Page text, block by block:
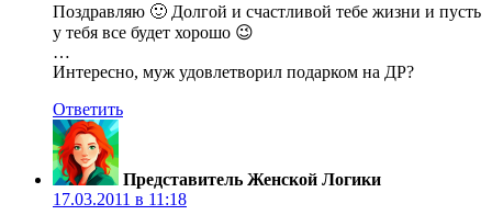
Поздравляю 🙂 Долгой и счастливой тебе жизни и пусть
у тебя все будет хорошо 😉
…
Интересно, муж удовлетворил подарком на ДР?
Ответить
Представитель Женской Логики
17.03.2011 в 11:18